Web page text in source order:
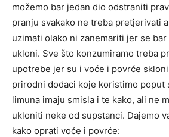
možemo bar jedan dio odstraniti
pranju svakako ne treba pretjerivati
uzimati olako ni zanemariti jer se
ukloni. Sve što konzumiramo treba
upotrebe jer su i voće i povrće
prirodni dodaci koje koristimo poput
limuna imaju smisla i te kako, ali ne
ukloniti neke od supstanci. Dajemo
kako oprati voće i povrće: